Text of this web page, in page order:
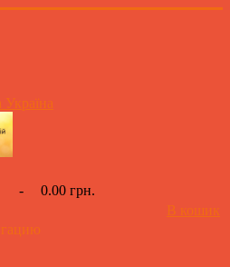
-
0.00 грн.
В кошик